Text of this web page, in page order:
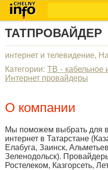
ТАТПРОВАЙДЕР
интернет и телевидение,
Категории: ТВ - кабельное
Интернет провайдеры
О компании
Мы поможем выбрать для
интернет в Татарстане
Елабуга, Заинск,
Зеленодольск).
Ростелеком, Казгорсеть,